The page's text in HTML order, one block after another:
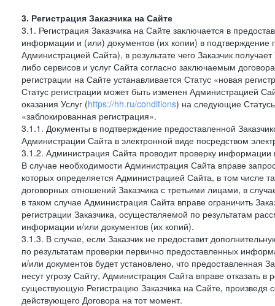
3. Регистрация Заказчика на Сайте
3.1. Регистрация Заказчика на Сайте заключается в
информации и (или) документов (их копии) в
Администрацией Сайта), в результате чего Заказчик
либо сервисов и услуг Сайта согласно заключаемым
регистрации на Сайте устанавливается Статус «новая
Статус регистрации может быть изменен Администрацией
оказания Услуг (https://hh.ru/conditions) на следующие
«заблокированная регистрация».
3.1.1. Документы в подтверждение предоставленной
Администрации Сайта в электронной виде посредством
3.1.2. Администрация Сайта проводит проверку информации
В случае необходимости Администрация Сайта вправе
которых определяется Администрацией Сайта, в том числе
договорных отношений Заказчика с третьими лицами, в
в таком случае Администрация Сайта вправе ограничить
регистрации Заказчика, осуществляемой по результатам
информации и/или документов (их копий).
3.1.3. В случае, если Заказчик не предоставит
по результатам проверки первично предоставленных
и/или документов будет установлено, что предоставленная
несут угрозу Сайту, Администрация Сайта вправе отказать
существующую Регистрацию Заказчика на Сайте, произведя
действующего Договора на тот момент.